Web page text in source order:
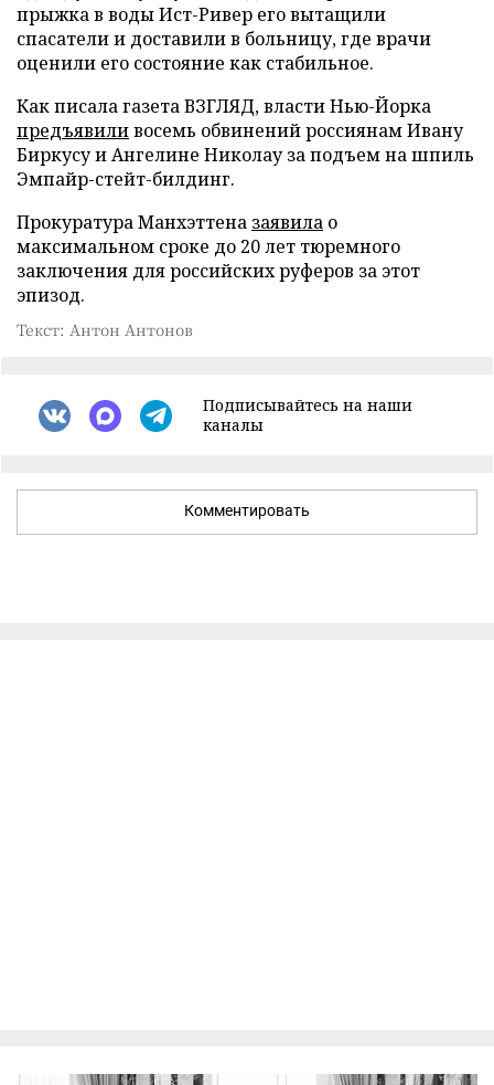
прыжка в воды Ист-Ривер его вытащили
спасатели и доставили в больницу, где врачи
оценили его состояние как стабильное.
Как писала газета ВЗГЛЯД, власти Нью-Йорка
предъявиливосемь обвинений россиянам Ивану
Биркусу и Ангелине Николау за подъем на шпиль
Эмпайр-стейт-билдинг.
Прокуратура Манхэттена заявила о
максимальном сроке до 20 лет тюремного
заключения для российских руферов за этот
эпизод.
Текст: Антон Антонов
Подписывайтесь на наши
каналы
Комментировать